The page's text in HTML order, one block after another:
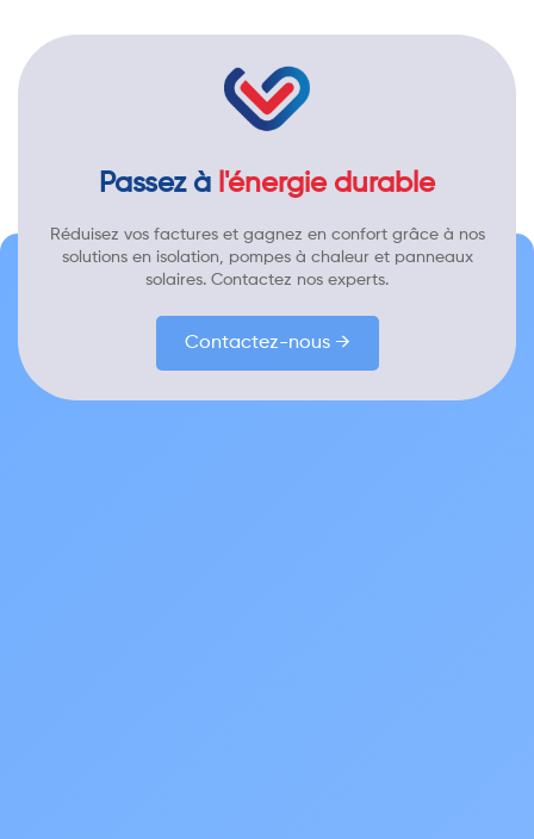
Passez à l'énergie durable
Réduisez vos factures et gagnez en confort grâce à nos
solutions en isolation, pompes à chaleur et panneaux
solaires. Contactez nos experts.
Contactez-nous →